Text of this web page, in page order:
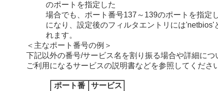
のポートを指定した
場合でも、ポート番号137～139のポートを指定
になり、設定後のフィルタエントリには'netbios'
れます。
＜主なポート番号の例＞
下記以外の番号/サービス名を割り振る場合や詳細につ
ご利用になるサービスの説明書などを参照してくださ
ポート番
サービス